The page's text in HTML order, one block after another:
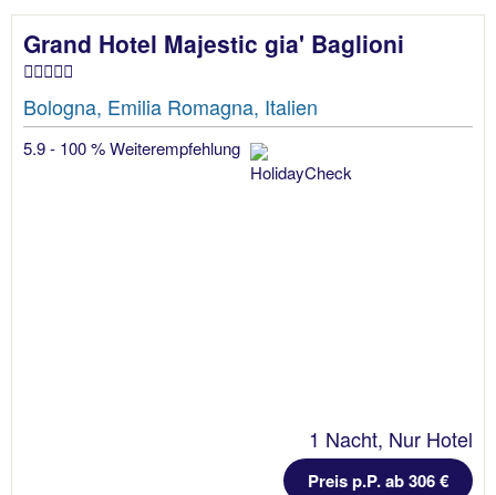
Grand Hotel Majestic gia' Baglioni
Bologna, Emilia Romagna, Italien
5.9 - 100 % Weiterempfehlung
1 Nacht, Nur Hotel
Preis p.P. ab 306 €